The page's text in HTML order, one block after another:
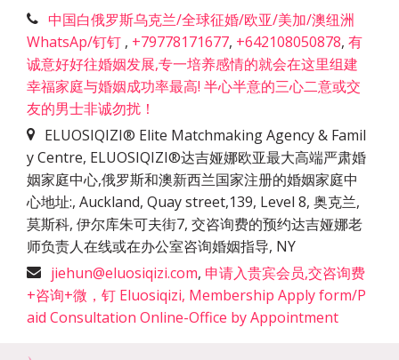
中国白俄罗斯乌克兰/全球征婚/欧亚/美加/澳纽洲
WhatsAp/钉钉 , +79778171677, +642108050878, 有
诚意好好往婚姻发展,专一培养感情的就会在这里组建
幸福家庭与婚姻成功率最高! 半心半意的三心二意或交
友的男士非诚勿扰！
ELUOSIQIZI® Elite Matchmaking Agency & Famil
y Centre, ELUOSIQIZI®达吉娅娜欧亚最大高端严肃婚
姻家庭中心,俄罗斯和澳新西兰国家注册的婚姻家庭中
心地址:, Auckland, Quay street,139, Level 8, 奥克兰,
莫斯科, 伊尔库朱可夫街7, 交咨询费的预约达吉娅娜老
师负责人在线或在办公室咨询婚姻指导, NY
jiehun@eluosiqizi.com, 申请入贵宾会员,交咨询费
+咨询+微，钉 Eluosiqizi, Membership Apply form/P
aid Consultation Online-Office by Appointment